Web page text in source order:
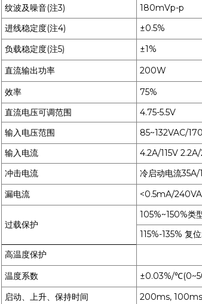
纹波及噪音(注3)
180mVp-p
进线稳定度(注4)
±0.5%
负载稳定度(注5)
±1%
直流输出功率
200W
效率
75%
直流电压可调范围
4.75-5.5V
输入电压范围
85~132VAC/
输入电流
4.2A/115V
冲击电流
冷启动电流
漏电流
<0.5mA/
过载保护
105%~150%类
115%-135% 复
高温度保护
温度系数
±0.03%/
启动、上升、保持时间
200ms,